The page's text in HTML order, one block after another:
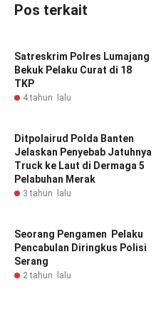
Pos terkait
Satreskrim Polres Lumajang
Bekuk Pelaku Curat di 18
TKP
4 tahun lalu
Ditpolairud Polda Banten
Jelaskan Penyebab Jatuhnya
Truck ke Laut di Dermaga 5
Pelabuhan Merak
3 tahun lalu
Seorang Pengamen Pelaku
Pencabulan Diringkus Polisi
Serang
2 tahun lalu